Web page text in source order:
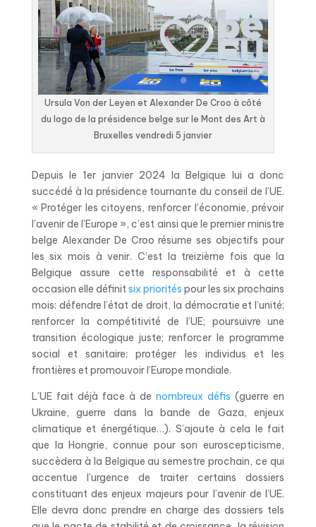
Ursula Von der Leyen et Alexander De Croo à côté
du logo de la présidence belge sur le Mont des Art à
Bruxelles vendredi 5 janvier
Depuis le 1er janvier 2024 la Belgique lui a donc
succédé à la présidence tournante du conseil de l’UE.
« Protéger les citoyens, renforcer l’économie, prévoir
l’avenir de l’Europe », c’est ainsi que le premier ministre
belge Alexander De Croo résume ses objectifs pour
les six mois à venir. C’est la treizième fois que la
Belgique assure cette responsabilité et à cette
occasion elle définitsix priorités pour les six prochains
mois: défendre l’état de droit, la démocratie et l’unité;
renforcer la compétitivité de l’UE; poursuivre une
transition écologique juste; renforcer le programme
social et sanitaire; protéger les individus et les
frontières et promouvoir l’Europe mondiale.
L’UE fait déjà face à de nombreux défis (guerre en
Ukraine, guerre dans la bande de Gaza, enjeux
climatique et énergétique…). S’ajoute à cela le fait
que la Hongrie, connue pour son euroscepticisme,
succèdera à la Belgique au semestre prochain, ce qui
accentue l’urgence de traiter certains dossiers
constituant des enjeux majeurs pour l’avenir de l’UE.
Elle devra donc prendre en charge des dossiers tels